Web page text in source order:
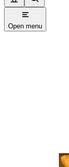
Open menu